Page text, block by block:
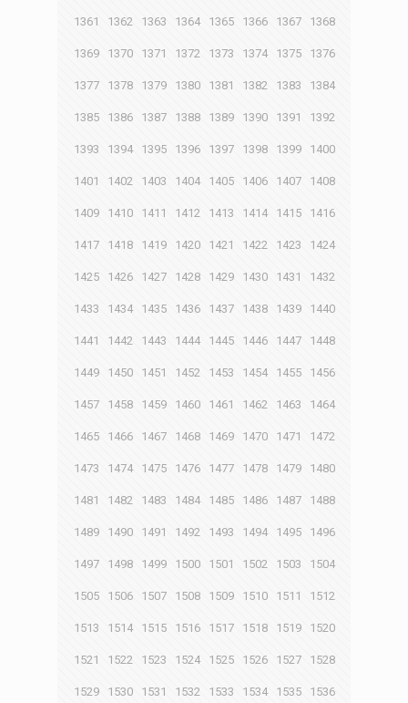
1361 1362 1363 1364 1365 1366 1367 1368
1369 1370 1371 1372 1373 1374 1375 1376
1377 1378 1379 1380 1381 1382 1383 1384
1385 1386 1387 1388 1389 1390 1391 1392
1393 1394 1395 1396 1397 1398 1399 1400
1401 1402 1403 1404 1405 1406 1407 1408
1409 1410 1411 1412 1413 1414 1415 1416
1417 1418 1419 1420 1421 1422 1423 1424
1425 1426 1427 1428 1429 1430 1431 1432
1433 1434 1435 1436 1437 1438 1439 1440
1441 1442 1443 1444 1445 1446 1447 1448
1449 1450 1451 1452 1453 1454 1455 1456
1457 1458 1459 1460 1461 1462 1463 1464
1465 1466 1467 1468 1469 1470 1471 1472
1473 1474 1475 1476 1477 1478 1479 1480
1481 1482 1483 1484 1485 1486 1487 1488
1489 1490 1491 1492 1493 1494 1495 1496
1497 1498 1499 1500 1501 1502 1503 1504
1505 1506 1507 1508 1509 1510 1511 1512
1513 1514 1515 1516 1517 1518 1519 1520
1521 1522 1523 1524 1525 1526 1527 1528
1529 1530 1531 1532 1533 1534 1535 1536